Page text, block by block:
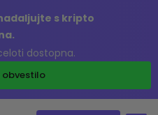
s kripto
dostopna.
obvestilo